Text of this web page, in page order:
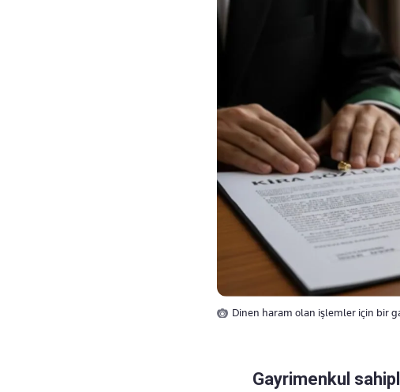
Dinen haram olan işlemler için bir
Gayrimenkul